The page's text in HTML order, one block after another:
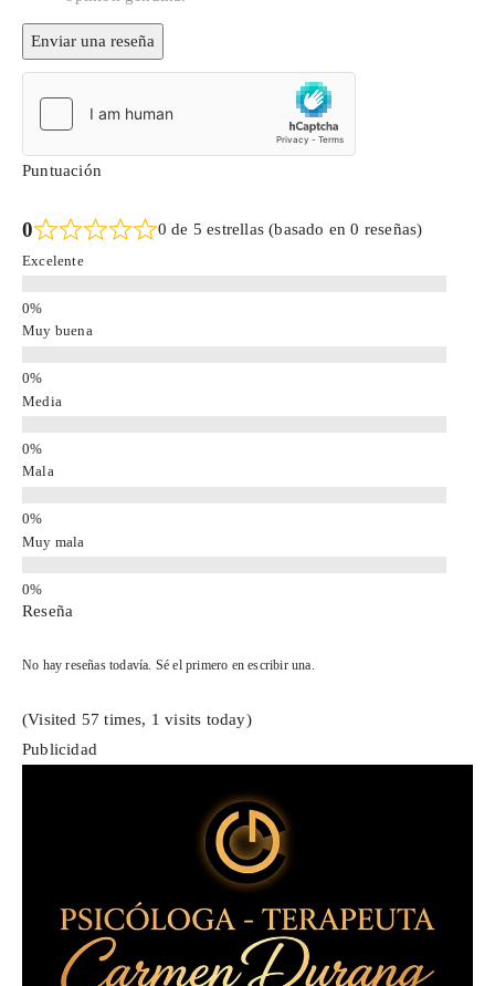
Enviar una reseña
Puntuación
0 0 de 5 estrellas (basado en 0 reseñas)
Excelente
Muy buena
Media
Mala
Muy mala
Reseña
No hay reseñas todavía. Sé el primero en escribir una.
(Visited 57 times, 1 visits today)
Publicidad